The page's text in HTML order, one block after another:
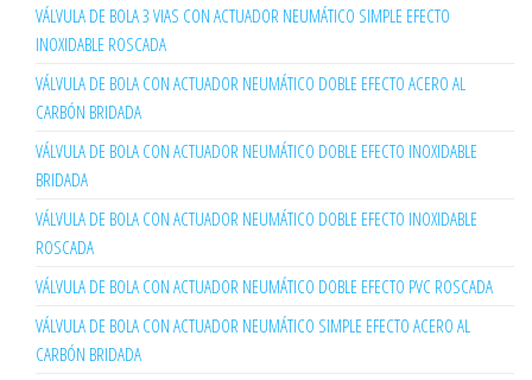
VÁLVULA DE BOLA 3 VIAS CON ACTUADOR NEUMÁTICO SIMPLE EFECTO
INOXIDABLE ROSCADA
VÁLVULA DE BOLA CON ACTUADOR NEUMÁTICO DOBLE EFECTO ACERO AL
CARBÓN BRIDADA
VÁLVULA DE BOLA CON ACTUADOR NEUMÁTICO DOBLE EFECTO INOXIDABLE
BRIDADA
VÁLVULA DE BOLA CON ACTUADOR NEUMÁTICO DOBLE EFECTO INOXIDABLE
ROSCADA
VÁLVULA DE BOLA CON ACTUADOR NEUMÁTICO DOBLE EFECTO PVC ROSCADA
VÁLVULA DE BOLA CON ACTUADOR NEUMÁTICO SIMPLE EFECTO ACERO AL
CARBÓN BRIDADA